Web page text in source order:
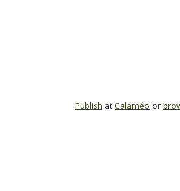
Publish atCalaméo or